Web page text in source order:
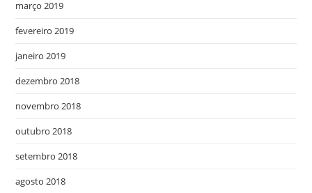
março 2019
fevereiro 2019
janeiro 2019
dezembro 2018
novembro 2018
outubro 2018
setembro 2018
agosto 2018